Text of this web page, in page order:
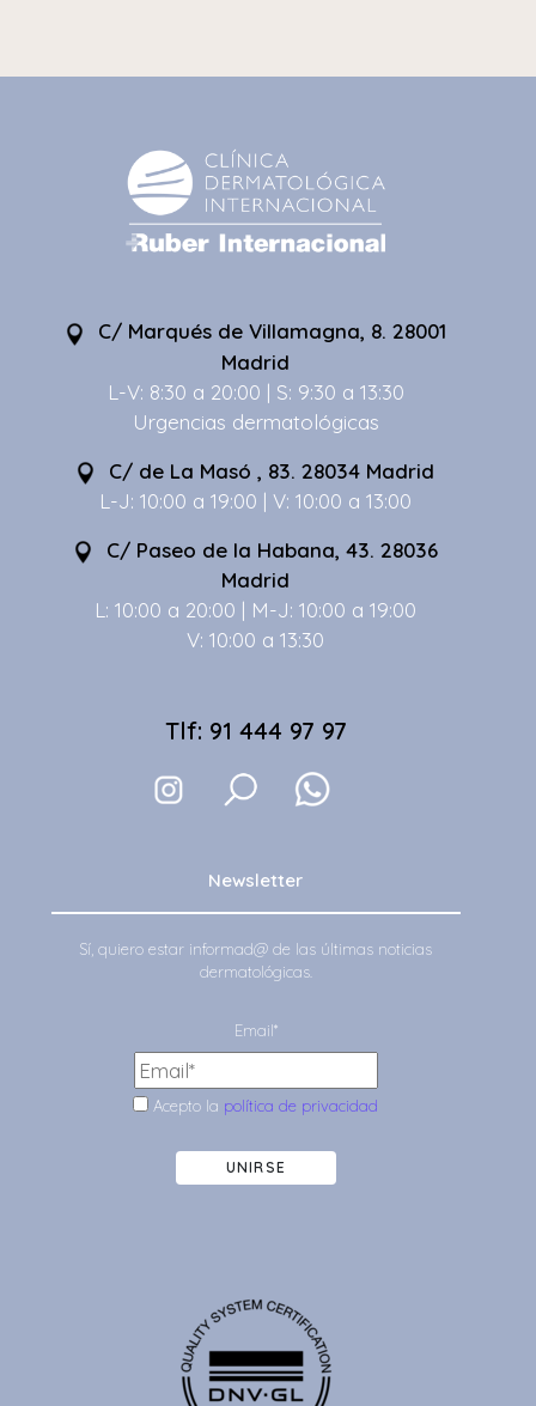
C/ Marqués de Villamagna, 8. 28001
Madrid
L-V: 8:30 a 20:00 | S: 9:30 a 13:30
Urgencias dermatológicas
C/ de La Masó , 83. 28034 Madrid
L-J: 10:00 a 19:00 | V: 10:00 a 13:00
C/ Paseo de la Habana, 43. 28036
Madrid
L: 10:00 a 20:00 | M-J: 10:00 a 19:00
V: 10:00 a 13:30
Tlf: 91 444 97 97
Newsletter
Sí, quiero estar informad@ de las últimas noticias
dermatológicas.
Email*
Acepto la política de privacidad
UNIRSE